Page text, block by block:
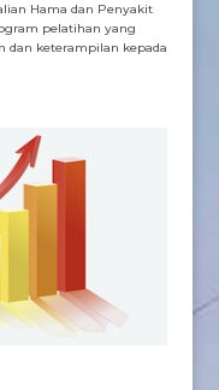
Hama dan Penyakit
pelatihan yang
keterampilan kepada